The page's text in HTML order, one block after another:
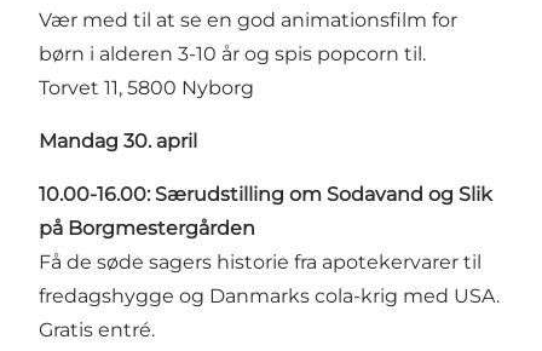
Vær med til at se en god animationsfilm for
børn i alderen 3-10 år og spis popcorn til.
Torvet 11, 5800 Nyborg
Mandag 30. april
10.00-16.00: Særudstilling om Sodavand og Slik
på Borgmestergården
Få de søde sagers historie fra apotekervarer til
fredagshygge og Danmarks cola-krig med USA.
Gratis entré.